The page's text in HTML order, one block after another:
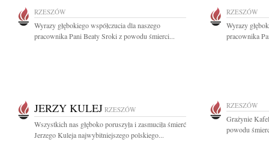
RZESZÓW
Wyrazy głębokiego współczucia dla naszego
pracownika Pani Beaty Sroki z powodu śmierci...
RZESZÓW
Wyrazy
pracownika
JERZY KULEJ RZESZÓW
Wszystkich nas głęboko poruszyła i zasmuciła śmierć
Jerzego Kuleja najwybitniejszego polskiego...
RZESZÓW
Grażynie
powodu